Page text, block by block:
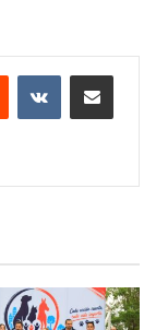
Reddit VKontakteCompartir por